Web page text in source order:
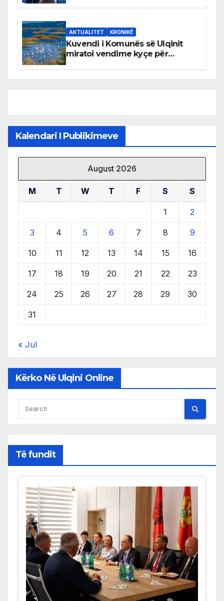
AKTUALITET KRONIKË
Kuvendi i Komunës së Ulqinit
miratoi vendime kyçe për
Kalendari I Publikimeve
August 2026
M T W T F S S
1 2
3 4 5 6 7 8 9
10 11 12 13 14 15 16
17 18 19 20 21 22 23
24 25 26 27 28 29 30
31
« Jul
Kërko Në Ulqini Online
Të fundit